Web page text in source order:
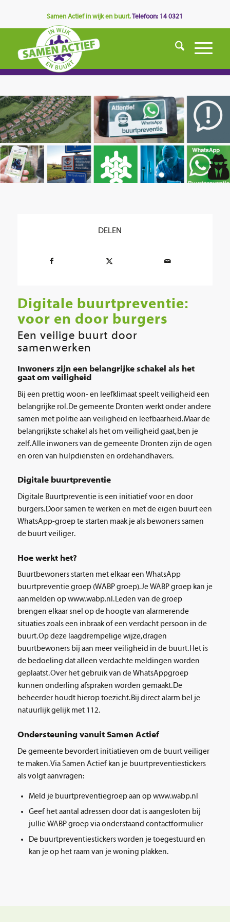
Samen Actief in wijk en buurt.Telefoon: 14 0321
DELEN
Digitale buurtpreventie:
voor en door burgers
Een veilige buurt door
samenwerken
Inwoners zijn een belangrijke schakel als het
gaat om veiligheid
Bij een prettig woon- en leefklimaat speelt veiligheid een
belangrijke rol. De gemeente Dronten werkt onder andere
samen met politie aan veiligheid en leefbaarheid. Maar de
belangrijkste schakel als het om veiligheid gaat, ben je
zelf. Alle inwoners van de gemeente Dronten zijn de ogen
en oren van hulpdiensten en ordehandhavers.
Digitale buurtpreventie
Digitale Buurtpreventie is een initiatief voor en door
burgers. Door samen te werken en met de eigen buurt een
WhatsApp-groep te starten maak je als bewoners samen
de buurt veiliger.
Hoe werkt het?
Buurtbewoners starten met elkaar een WhatsApp
buurtpreventie groep (WABP groep). Je WABP groep kan je
aanmelden op www.wabp.nl. Leden van de groep
brengen elkaar snel op de hoogte van alarmerende
situaties zoals een inbraak of een verdacht persoon in de
buurt. Op deze laagdrempelige wijze, dragen
buurtbewoners bij aan meer veiligheid in de buurt. Het is
de bedoeling dat alleen verdachte meldingen worden
geplaatst. Over het gebruik van de WhatsAppgroep
kunnen onderling afspraken worden gemaakt. De
beheerder houdt hierop toezicht. Bij direct alarm bel je
natuurlijk gelijk met 112.
Ondersteuning vanuit Samen Actief
De gemeente bevordert initiatieven om de buurt veiliger
te maken. Via Samen Actief kan je buurtpreventiestickers
als volgt aanvragen:
Meld je buurtpreventiegroep aan op www.wabp.nl
Geef het aantal adressen door dat is aangesloten bij
jullie WABP groep via onderstaand contactformulier
De buurtpreventiestickers worden je toegestuurd en
kan je op het raam van je woning plakken.